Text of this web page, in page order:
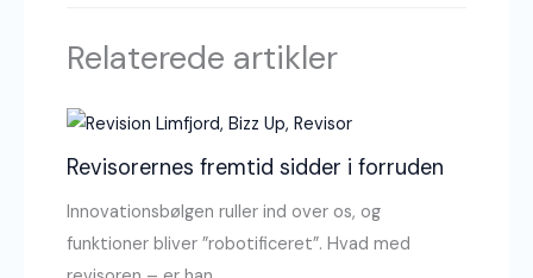
Relaterede artikler
Revisorernes fremtid sidder i forruden
Innovationsbølgen ruller ind over os, og
funktioner bliver ”robotificeret”. Hvad med